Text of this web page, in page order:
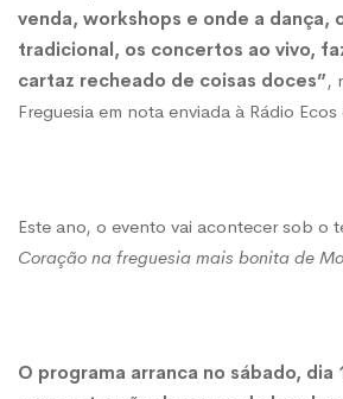
venda, workshops e onde a dança,
tradicional, os concertos ao vivo,
cartaz recheado de coisas doces”,
Freguesia em nota enviada à Rádio Ecos
Este ano, o evento vai acontecer sob o
Coração na freguesia mais bonita de
O programa arranca no sábado, dia